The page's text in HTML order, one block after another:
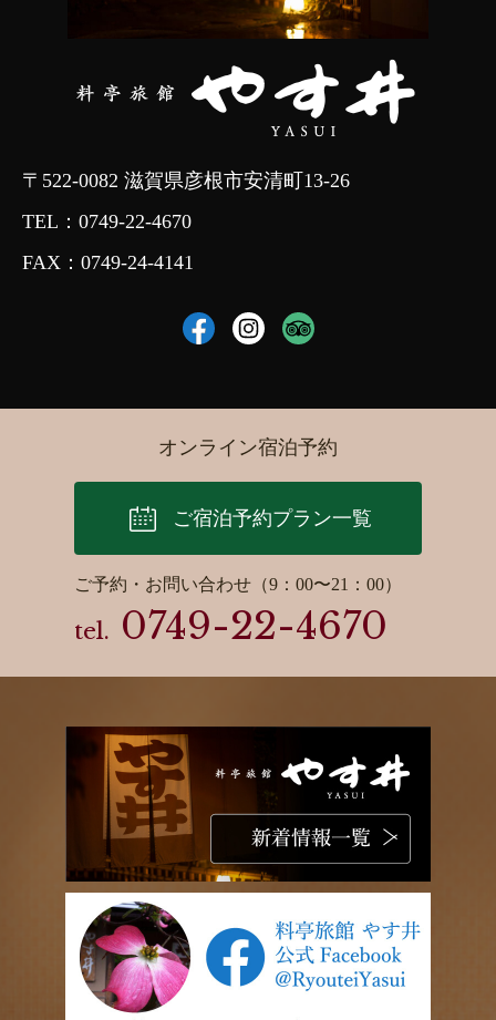
〒522-0082 滋賀県彦根市安清町13-26
TEL： 0749-22-4670
FAX：0749-24-4141
オンライン宿泊予約
ご宿泊予約プラン一覧
ご予約・お問い合わせ（9：00〜21：00）
tel. 0749-22-4670